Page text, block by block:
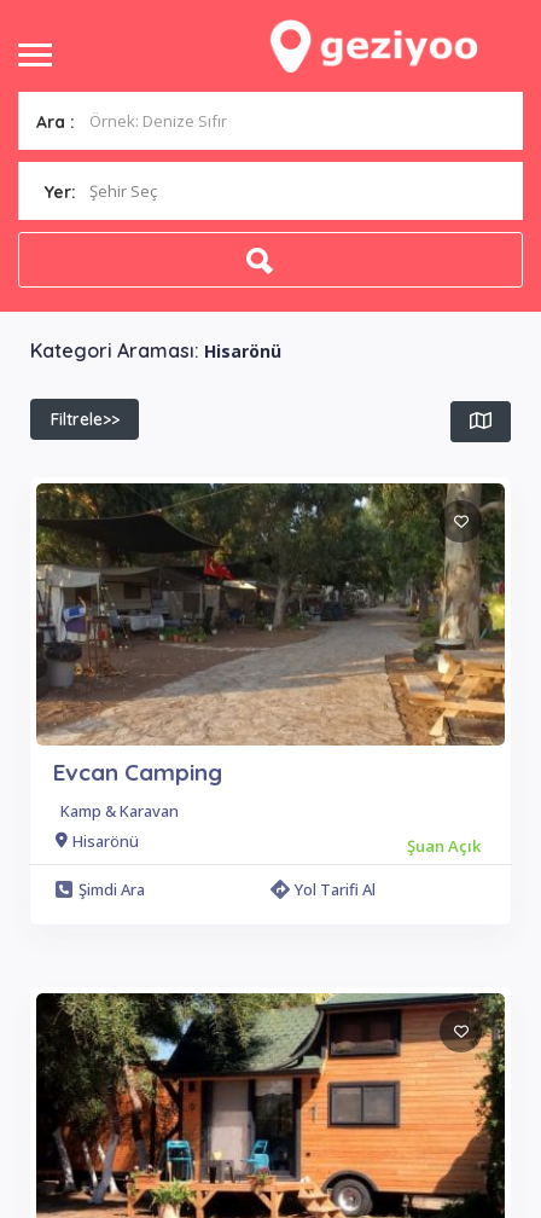
Ara :
Yer: Şehir Seç
Kategori Araması: Hisarönü
Filtrele>>
Evcan Camping
Kamp & Karavan
Hisarönü
Şuan Açık
Şimdi Ara
Yol Tarifi Al